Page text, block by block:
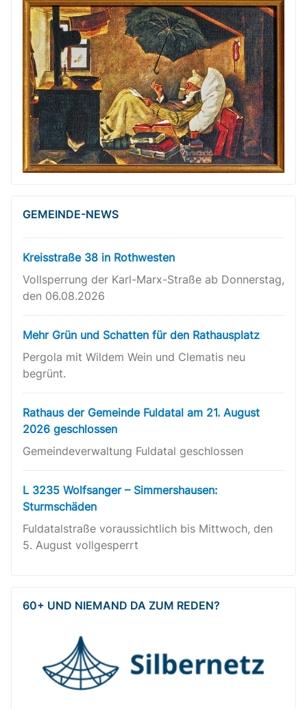
GEMEINDE-NEWS
Kreisstraße 38 in Rothwesten
Vollsperrung der Karl-Marx-Straße ab Donnerstag,
den 06.08.2026
Mehr Grün und Schatten für den Rathausplatz
Pergola mit Wildem Wein und Clematis neu
begrünt.
Rathaus der Gemeinde Fuldatal am 21. August
2026 geschlossen
Gemeindeverwaltung Fuldatal geschlossen
L 3235 Wolfsanger – Simmershausen:
Sturmschäden
Fuldatalstraße voraussichtlich bis Mittwoch, den
5. August vollgesperrt
60+ UND NIEMAND DA ZUM REDEN?